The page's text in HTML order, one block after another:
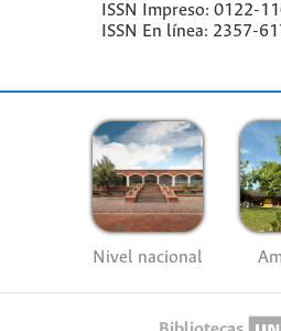
ISSN Impreso: 0122-
ISSN En línea: 2357-
Nivel nacional